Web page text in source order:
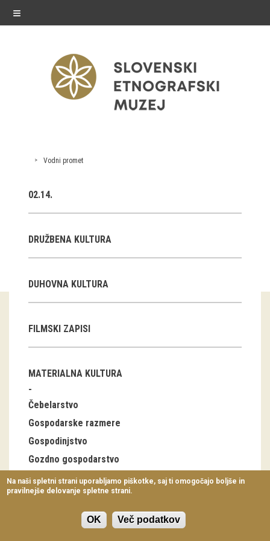
≡
razstave
Občasne razstave
Gostovanja
E-razstave
Virtualni sprehodi
Napovednik
dogodki
Koledar dogodkov
Prireditve
Predavanja
Delavnice
Vodeni ogledi
Vodni promet
02.14.
DRUŽBENA KULTURA
DUHOVNA KULTURA
FILMSKI ZAPISI
MATERIALNA KULTURA
Čebelarstvo
Gospodarske razmere
Gospodinjstvo
Gozdno gospodarstvo
Industrija
Lov, ribolov
Nabiralništvo
Notranja oprema stanovanjskih stavb, bivalna
Na naši spletni strani uporabljamo piškotke, saj ti omogočajo boljše in
pravilnejše delovanje spletne strani.
OK Več podatkov